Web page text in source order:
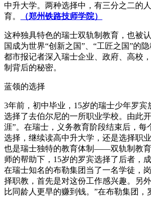
中升大学。两种选择中，有三分之二的
育。
（郑州铁路技师学院）
这种独具特色的瑞士双轨制教育，也被
国成为世界“创新之国”、“工匠之国”的
都市报记者深入瑞士企业、政府、高校
制背后的秘密。
蓝领的选择
3年前，初中毕业，15岁的瑞士少年罗宾
选择了去伯尔尼的一所职业学校。由此
涯”。在瑞士，义务教育阶段结束后，每
选择，继续读高中升大学，还是选择职
也是瑞士独特的教育体制——双轨制教
师的帮助下，15岁的罗宾选择了后者，
在瑞士知名的布勒集团当了一名学徒，
择职教，首先是对这份工作感兴趣。另
比同龄人更早的赚到钱。”在布勒集团，